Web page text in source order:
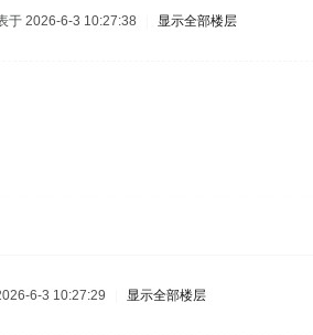
于 2026-6-3 10:27:38 显示全部楼层
6-3 10:27:29 显示全部楼层